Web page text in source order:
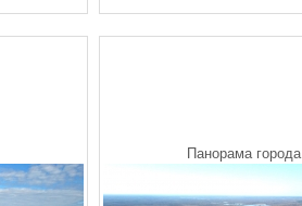
Панорама города